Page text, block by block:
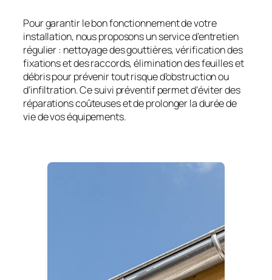
Pour garantir le bon fonctionnement de votre
installation, nous proposons un service d’entretien
régulier : nettoyage des gouttières, vérification des
fixations et des raccords, élimination des feuilles et
débris pour prévenir tout risque d’obstruction ou
d’infiltration. Ce suivi préventif permet d’éviter des
réparations coûteuses et de prolonger la durée de
vie de vos équipements.